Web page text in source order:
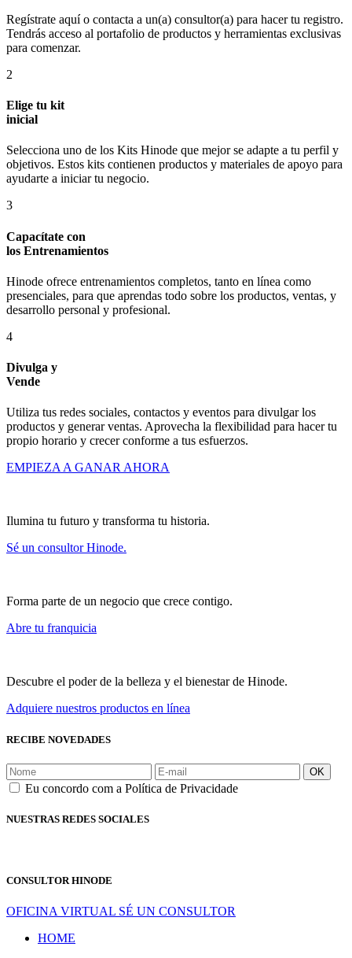
Regístrate aquí o contacta a un(a) consultor(a) para hacer tu registro.
Tendrás acceso al portafolio de productos y herramientas exclusivas
para comenzar.
2
Elige tu kit
inicial
Selecciona uno de los Kits Hinode que mejor se adapte a tu perfil y
objetivos. Estos kits contienen productos y materiales de apoyo para
ayudarte a iniciar tu negocio.
3
Capacítate con
los Entrenamientos
Hinode ofrece entrenamientos completos, tanto en línea como
presenciales, para que aprendas todo sobre los productos, ventas, y
desarrollo personal y profesional.
4
Divulga y
Vende
Utiliza tus redes sociales, contactos y eventos para divulgar los
productos y generar ventas. Aprovecha la flexibilidad para hacer tu
propio horario y crecer conforme a tus esfuerzos.
EMPIEZA A GANAR AHORA
Ilumina tu futuro y transforma tu historia.
Sé un consultor Hinode.
Forma parte de un negocio que crece contigo.
Abre tu franquicia
Descubre el poder de la belleza y el bienestar de Hinode.
Adquiere nuestros productos en línea
RECIBE NOVEDADES
OK
Eu concordo com a Política de Privacidade
NUESTRAS REDES SOCIALES
CONSULTOR HINODE
OFICINA VIRTUAL SÉ UN CONSULTOR
HOME